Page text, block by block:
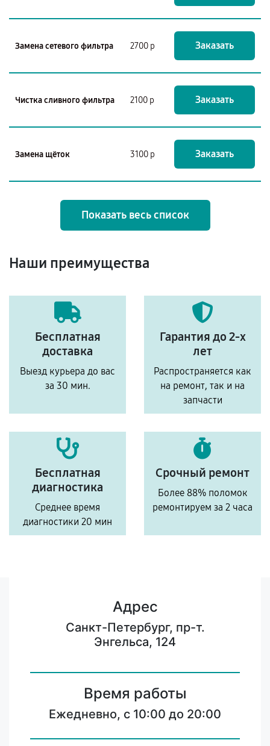
Замена сетевого фильтра 2700 р Заказать
Чистка сливного фильтра 2100 р Заказать
Замена щёток 3100 р Заказать
Показать весь список
Наши преимущества
Бесплатная
доставка
Выезд курьера до вас
за 30 мин.
Гарантия до 2-х
лет
Распространяется как
на ремонт, так и на
запчасти
Бесплатная
диагностика
Среднее время
диагностики 20 мин
Срочный ремонт
Более 88% поломок
ремонтируем за 2 часа
Адрес
Санкт-Петербург, пр-т.
Энгельса, 124
Время работы
Ежедневно, с 10:00 до 20:00